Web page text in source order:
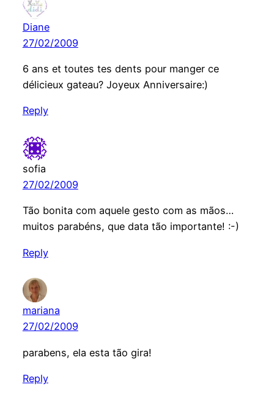
Diane
27/02/2009
6 ans et toutes tes dents pour manger ce
délicieux gateau? Joyeux Anniversaire:)
Reply
sofia
27/02/2009
Tão bonita com aquele gesto com as mãos…
muitos parabéns, que data tão importante! :-)
Reply
mariana
27/02/2009
parabens, ela esta tão gira!
Reply